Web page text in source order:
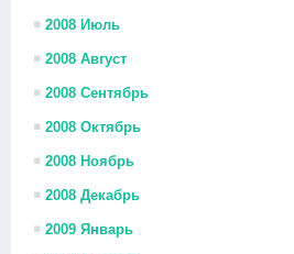
2008 Июль
2008 Август
2008 Сентябрь
2008 Октябрь
2008 Ноябрь
2008 Декабрь
2009 Январь